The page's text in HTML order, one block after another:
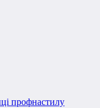
профнастилу